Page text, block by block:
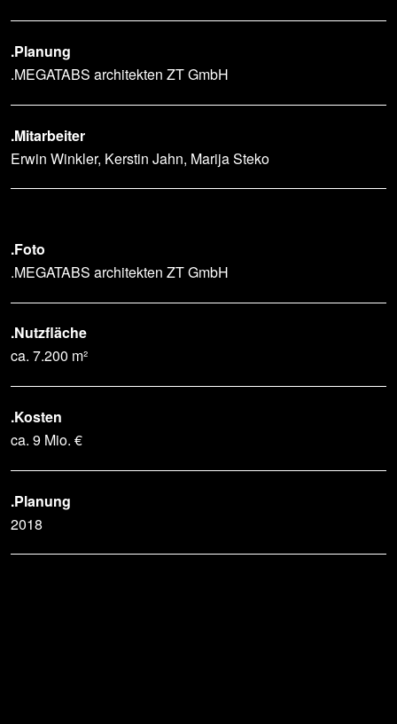
.Planung
.MEGATABS architekten ZT GmbH
.Mitarbeiter
Erwin Winkler, Kerstin Jahn, Marija Steko
.Foto
.MEGATABS architekten ZT GmbH
.Nutzfläche
ca. 7.200 m²
.Kosten
ca. 9 Mio. €
.Planung
2018